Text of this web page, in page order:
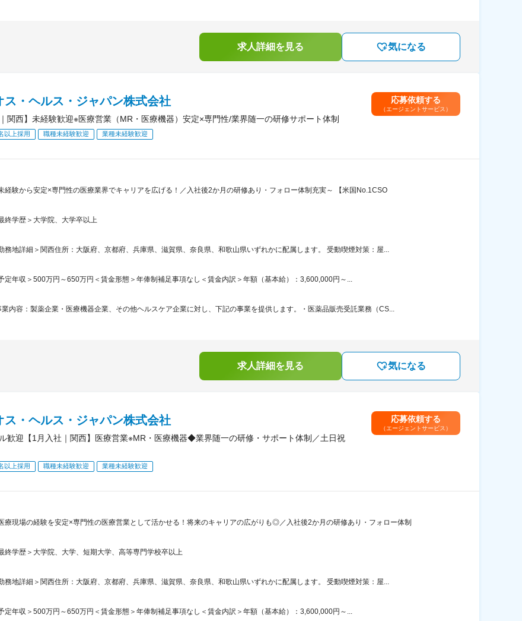
求人詳細を見る 気になる
ス・ヘルス・ジャパン株式会社
｜関西】未経験歓迎※医療営業（MR・医療機器）安定×専門性/業界随一の研修サポート体制
以上採用 職種未経験歓迎 業種未経験歓迎
応募依頼する
（エージェントサービス）
経験から安定×専門性の医療業界でキャリアを広げる！／入社後2か月の研修あり・フォロー体制充実～ 【米国No.1CSO
終学歴＞大学院、大学卒以上
務地詳細＞関西住所：大阪府、京都府、兵庫県、滋賀県、奈良県、和歌山県いずれかに配属します。 受動喫煙対策：屋...
定年収＞500万円～650万円＜賃金形態＞年俸制補足事項なし＜賃金内訳＞年額（基本給）：3,600,000円～...
業内容：製薬企業・医療機器企業、その他ヘルスケア企業に対し、下記の事業を提供します。・医薬品販売受託業務（CS...
求人詳細を見る 気になる
ス・ヘルス・ジャパン株式会社
歓迎【1月入社｜関西】医療営業※MR・医療機器◆業界随一の研修・サポート体制／土日祝
以上採用 職種未経験歓迎 業種未経験歓迎
応募依頼する
（エージェントサービス）
療現場の経験を安定×専門性の医療営業として活かせる！将来のキャリアの広がりも◎／入社後2か月の研修あり・フォロー体制
終学歴＞大学院、大学、短期大学、高等専門学校卒以上
務地詳細＞関西住所：大阪府、京都府、兵庫県、滋賀県、奈良県、和歌山県いずれかに配属します。 受動喫煙対策：屋...
定年収＞500万円～650万円＜賃金形態＞年俸制補足事項なし＜賃金内訳＞年額（基本給）：3,600,000円～...